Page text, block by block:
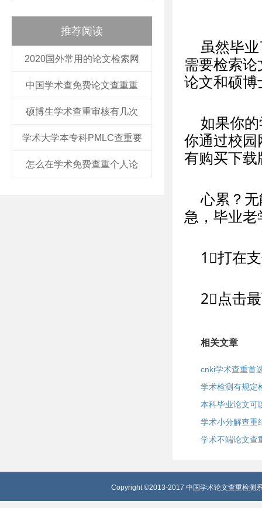
推荐阅读
2020国外常用的论文检索网
中国学术查免费论文查重重
硕博生学术查重审核有几次
学术大学本专科PMLC查重要
怎么在学术免费查重个人论
虽然毕
需要检索
论文和硕博
如果你
你通过校园
有购买下载
心累？
急，毕业
1⃣打在
2⃣点击
相关文章
cnki学术查重首
学术检测有规定
本科毕业论文可
学术小分解查重
学术不端论文查
Copyright ©2013-2017 中国学术论文查重检